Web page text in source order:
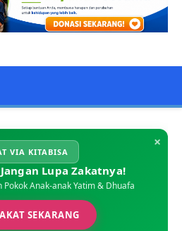
×
VIA KITABISA
Lupa Zakatnya!
Anak-anak Yatim & Dhuafa
SEKARANG